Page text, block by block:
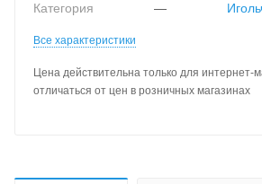
Категория
—
Все характеристики
Цена действительна только для интернет-
отличаться от цен в розничных магазинах